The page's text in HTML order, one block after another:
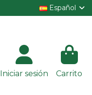
Español
Iniciar sesión Carrito